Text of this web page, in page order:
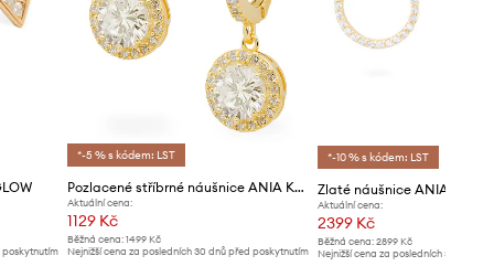
poskytnutím
*-5 % s kódem: LST
Pozlacené stříbrné náušnice ANIA KRUK GLAMOUR
Aktuální cena:
1129 Kč
Běžná cena:1499 Kč
Nejnižší cena za posledních 30 dnů před poskytnutím
*-10 % s kódem: LST
Zlaté náušnice ANIA KRUK
Aktuální cena:
2399 Kč
Běžná cena: 2899 Kč
Nejnižší cena za posledních 30 dnů